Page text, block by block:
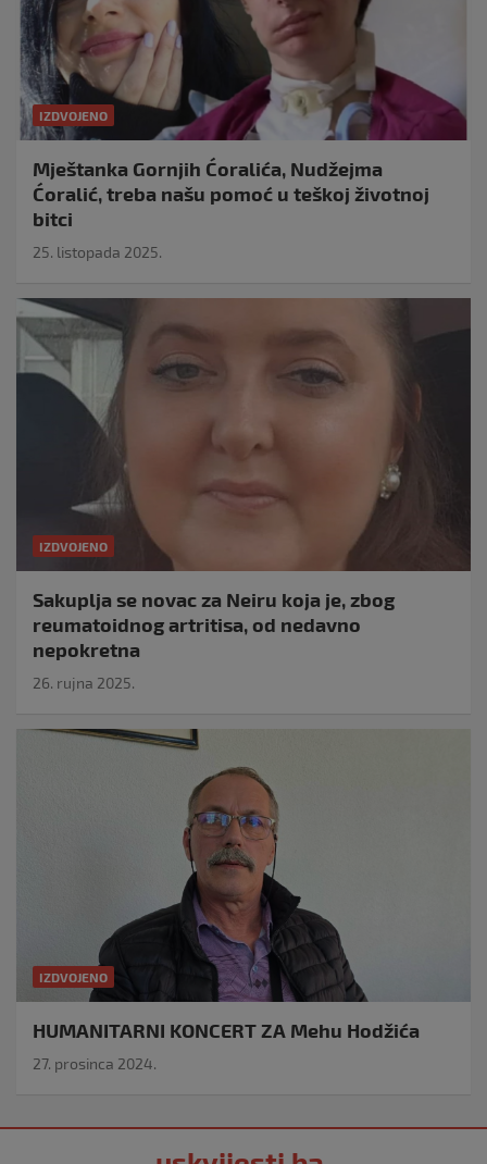
IZDVOJENO
Mještanka Gornjih Ćoralića, Nudžejma
Ćoralić, treba našu pomoć u teškoj životnoj
bitci
25. listopada 2025.
IZDVOJENO
Sakuplja se novac za Neiru koja je, zbog
reumatoidnog artritisa, od nedavno
nepokretna
26. rujna 2025.
IZDVOJENO
HUMANITARNI KONCERT ZA Mehu Hodžića
27. prosinca 2024.